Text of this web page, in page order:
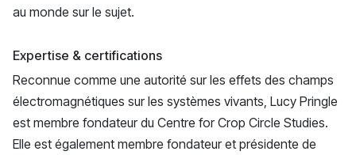
au monde sur le sujet.
Expertise & certifications
Reconnue comme une autorité sur les effets des champs
électromagnétiques sur les systèmes vivants, Lucy Pringle
est membre fondateur du Centre for Crop Circle Studies.
Elle est également membre fondateur et présidente de